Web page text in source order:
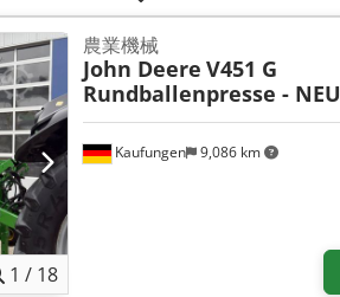
1 / 18
Kaufungen 9,086 km
農業機械
John Deere V451 G
Rundballenpresse - NEU